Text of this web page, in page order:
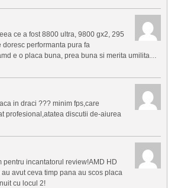
ce a fost 8800 ultra, 9800 gx2, 295
performanta pura fa
e o placa buna, prea buna si merita umilita…
in draci ??? minim fps,care
profesional,atatea discutii de-aiurea
pentru incantatorul review!AMD HD
avut ceva timp pana au scos placa
cu locul 2!